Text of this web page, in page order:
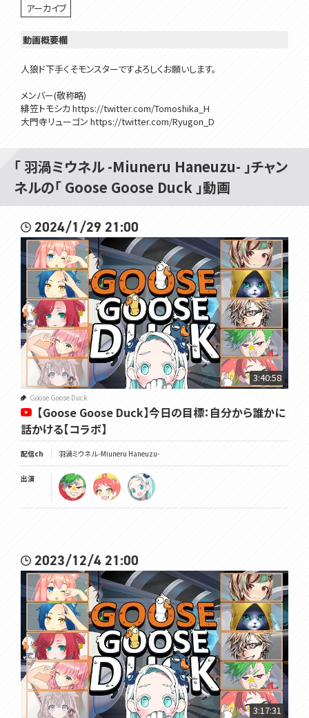
アーカイブ
動画概要欄
人狼ド下手くそモンスターですよろしくお願いします。
メンバー(敬称略)
緋笠トモシカ https://twitter.com/Tomoshika_H
大門寺リューゴン https://twitter.com/Ryugon_D
ふぁんきぃ https://twitter.com/2525Funky_P
猫宮ひなた https://twitter.com/Nekomiya_Hinata
隠神こかげ https://twitter.com/vd_inuko
八尋けい https://twitter.com/v_cowbell
亜美寿真 https://twitter.com/tsugumisuzuma
#見ルネル
･･･････････････････････････････
✿メンバーシップ登録はこちらから✿
https://www.youtube.com/channel/UCE5VgVGRPfNCjXPeTe1QJH
A/join
・オリジナルのスタンプが使えるよ！
・たまにメンバー限定の配信もあるよ！
･･･････････････････････････････
Twitter✿https://twitter.com/Miuneru_
GOODS✿https://voms.booth.pm/
OP・ED✿https://youtu.be/PFjnhRsJgHU
配信画面✿https://twitter.com/hanamori_design
°˖✧ 異世界の姿 ✧˖°
Illust✿https://twitter.com/chie_rico
Live2D✿https://twitter.com/Amatoko85
･･･････････････････････････････
「 羽渦ミウネル -Miuneru Haneuzu- 」チャン
ネルの「 Goose Goose Duck 」動画
2024/1/29 21:00
3:40:58
Goose Goose Duck
【Goose Goose Duck】今日の目標：自分から誰かに
話かける【コラボ】
配信ch 羽渦ミウネル -Miuneru Haneuzu-
出演
2023/12/4 21:00
3:17:31